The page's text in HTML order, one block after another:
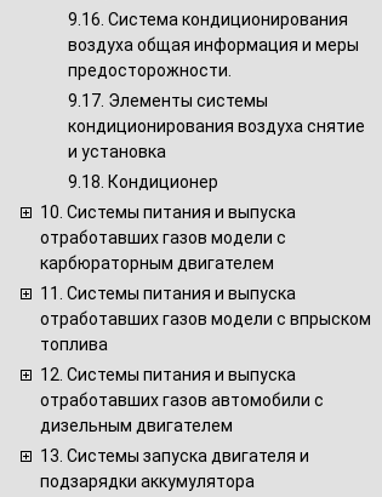
9.16. Система кондиционирования
воздуха общая информация и меры
предосторожности.
9.17. Элементы системы
кондиционирования воздуха снятие
и установка
9.18. Кондиционер
10. Системы питания и выпуска
отработавших газов модели с
карбюраторным двигателем
11. Системы питания и выпуска
отработавших газов модели с впрыском
топлива
12. Системы питания и выпуска
отработавших газов автомобили с
дизельным двигателем
13. Системы запуска двигателя и
подзарядки аккумулятора